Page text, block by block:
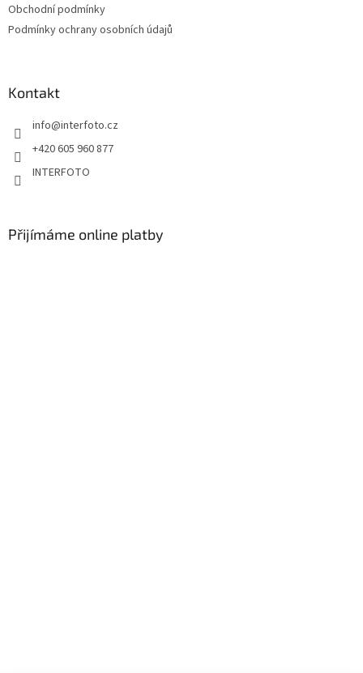
Obchodní podmínky
Podmínky ochrany osobních údajů
Kontakt
info@interfoto.cz
+420 605 960 877
INTERFOTO
Přijímáme online platby